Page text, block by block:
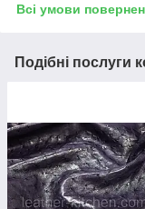
Всі умови
Подібні послуги